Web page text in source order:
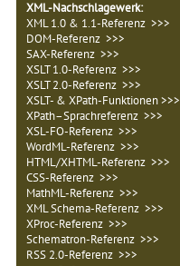
XML-Nachschlagewerk:
XML 1.0 & 1.1-Referenz >>>
DOM-Referenz >>>
SAX-Referenz >>>
XSLT 1.0-Referenz >>>
XSLT 2.0-Referenz >>>
XSLT- & XPath-Funktionen >>>
XPath–Sprachreferenz >>>
XSL-FO-Referenz >>>
WordML-Referenz >>>
HTML/XHTML-Referenz >>>
CSS-Referenz >>>
MathML-Referenz >>>
XML Schema-Referenz >>>
XProc-Referenz >>>
Schematron-Referenz >>>
RSS 2.0-Referenz >>>